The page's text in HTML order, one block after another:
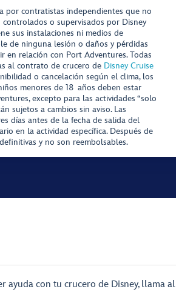
por contratistas independientes que no
o supervisados por Disney
sus instalaciones ni medios de
de ninguna lesión o daños y pérdidas
en relación con Port Adventures. Todas
al contrato de crucero de Disney Cruise
o cancelación según el clima, los
menores de 18 años deben estar
excepto para las actividades “solo
sujetos a cambios sin aviso. Las
días antes de la fecha de salida del
en la actividad específica. Después de
y no son reembolsables.
ayuda con tu crucero de Disney, llama al